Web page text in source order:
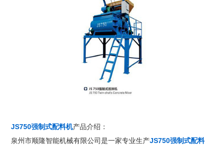
JS750强制式配料机产品介绍：
泉州市顺隆智能机械有限公司是一家专业生产JS750强制式配料